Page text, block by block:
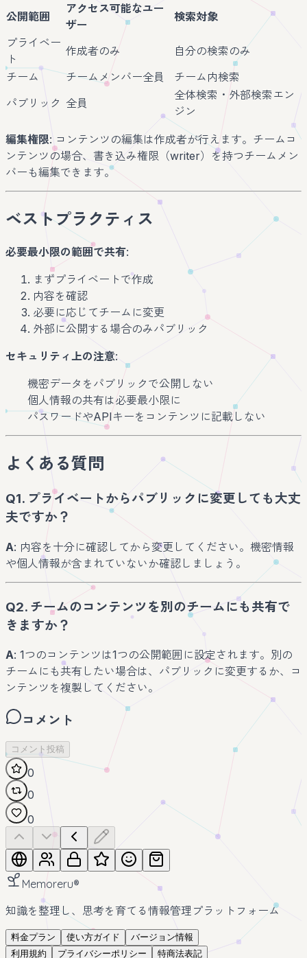
公開範囲
アクセス可能なユー
ザー
検索対象
プライベー
ト
作成者のみ
自分の検索のみ
チーム
チームメンバー全員
チーム内検索
パブリック 全員
全体検索・外部検索エン
ジン
編集権限: コンテンツの編集は作成者が行えます。チームコ
ンテンツの場合、書き込み権限（writer）を持つチームメン
バーも編集できます。
ベストプラクティス
必要最小限の範囲で共有:
まずプライベートで作成
内容を確認
必要に応じてチームに変更
外部に公開する場合のみパブリック
セキュリティ上の注意:
機密データをパブリックで公開しない
個人情報の共有は必要最小限に
パスワードやAPIキーをコンテンツに記載しない
よくある質問
Q1. プライベートからパブリックに変更しても大丈
夫ですか？
A: 内容を十分に確認してから変更してください。機密情報
や個人情報が含まれていないか確認しましょう。
Q2. チームのコンテンツを別のチームにも共有で
きますか？
A: 1つのコンテンツは1つの公開範囲に設定されます。別の
チームにも共有したい場合は、パブリックに変更するか、コ
ンテンツを複製してください。
コメント
コメント投稿
0
0
0
Memoreru®
知識を整理し、思考を育てる情報管理プラットフォーム
料金プラン 使い方ガイド
バージョン情報
利用規約
プライバシーポリシー 特商法表記